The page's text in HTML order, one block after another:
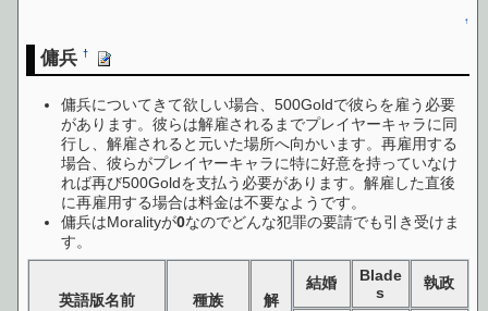
↑
傭兵†
傭兵についてきて欲しい場合、500Goldで彼らを雇う必要
があります。彼らは解雇されるまでプレイヤーキャラに同
行し、解雇されると元いた場所へ向かいます。再雇用する
場合、彼らがプレイヤーキャラに特に好意を持っていなけ
れば再び500Goldを支払う必要があります。解雇した直後
に再雇用する場合は料金は不要なようです。
傭兵はMoralityが0なのでどんな犯罪の要請でも引き受けま
す。
英語版名前
種族
解
結婚
Blade
s
執政